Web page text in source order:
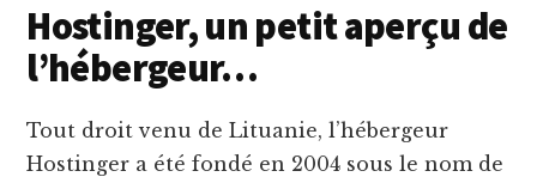
Hostinger, un petit aperçu de
l’hébergeur…
Tout droit venu de Lituanie, l’hébergeur
Hostinger a été fondé en 2004 sous le nom de